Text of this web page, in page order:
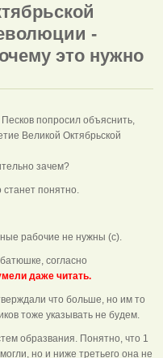
-
это нужно
попросил объяснить,
Великой Октябрьской
зачем?
понятно.
рабочие не нужны (с).
согласно
даже читать.
что больше, но им то
тоже указывать не будем.
образвания. Понятно, что 1
но и ниже третьего она не